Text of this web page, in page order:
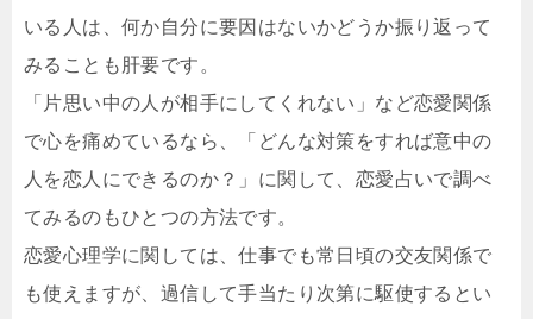
いる人は、何か自分に要因はないかどうか振り返って
みることも肝要です。
「片思い中の人が相手にしてくれない」など恋愛関係
で心を痛めているなら、「どんな対策をすれば意中の
人を恋人にできるのか？」に関して、恋愛占いで調べ
てみるのもひとつの方法です。
恋愛心理学に関しては、仕事でも常日頃の交友関係で
も使えますが、過信して手当たり次第に駆使するとい